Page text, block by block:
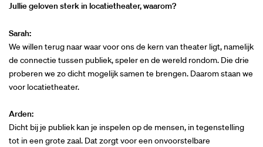
Jullie geloven sterk in locatietheater, waarom?
Sarah:
We willen terug naar waar voor ons de kern van theater ligt, namelijk
de connectie tussen publiek, speler en de wereld rondom. Die drie
proberen we zo dicht mogelijk samen te brengen. Daarom staan we
voor locatietheater.
Arden:
Dicht bij je publiek kan je inspelen op de mensen, in tegenstelling
tot in een grote zaal. Dat zorgt voor een onvoorstelbare